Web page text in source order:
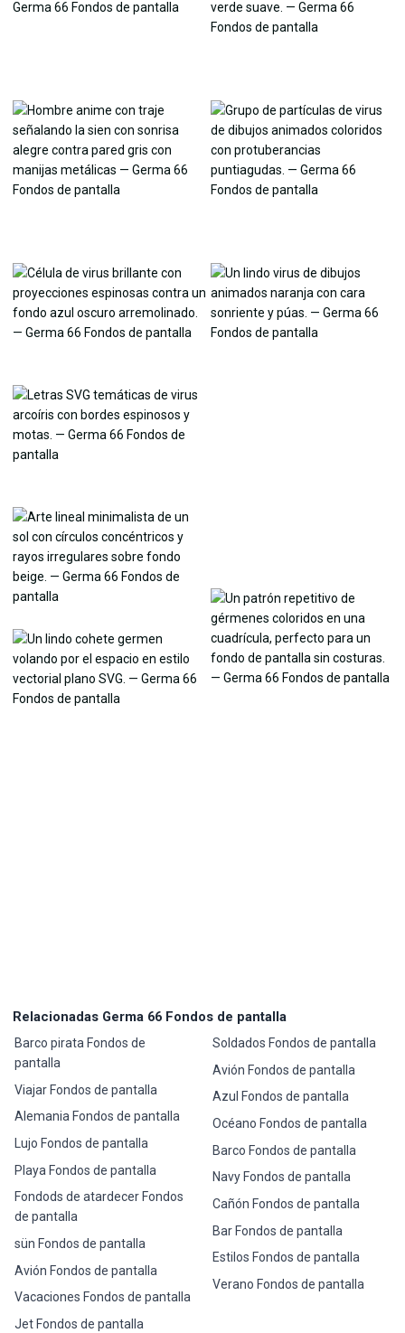
Relacionadas Germa 66 Fondos de pantalla
Barco pirata Fondos de
pantalla
Viajar Fondos de pantalla
Alemania Fondos de pantalla
Lujo Fondos de pantalla
Playa Fondos de pantalla
Fondods de atardecer Fondos
de pantalla
sün Fondos de pantalla
Avión Fondos de pantalla
Vacaciones Fondos de pantalla
Jet Fondos de pantalla
Soldados Fondos de pantalla
Avión Fondos de pantalla
Azul Fondos de pantalla
Océano Fondos de pantalla
Barco Fondos de pantalla
Navy Fondos de pantalla
Cañón Fondos de pantalla
Bar Fondos de pantalla
Estilos Fondos de pantalla
Verano Fondos de pantalla